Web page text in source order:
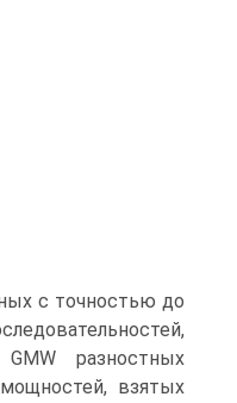
с точностью до
разностных
взятых